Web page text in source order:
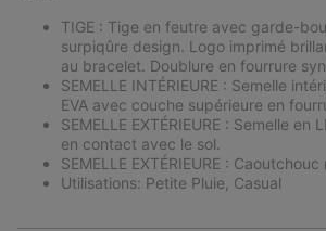
TIGE : Tige en feutre avec garde-
surpiqûre design. Logo imprimé
au bracelet. Doublure en fourrure
SEMELLE INTÉRIEURE : Semelle
EVA avec couche supérieure en
SEMELLE EXTÉRIEURE : Semelle en
en contact avec le sol.
SEMELLE EXTÉRIEURE : Caoutchouc
Utilisations: Petite Pluie, Casual